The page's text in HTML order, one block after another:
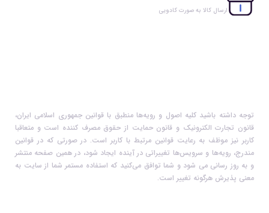
ارسال کالا به صورت کادویی
توجه داشته باشید کلیه اصول و رویه‏‌ها منطبق با قوانین جمهوری اسلامی ایران،
قانون تجارت الکترونیک و قانون حمایت از حقوق مصرف کننده است و متعاقبا
کاربر نیز موظف به رعایت قوانین مرتبط با کاربر است. در صورتی که در قوانین
مندرج، رویه‏‌ها و سرویس‏‌ها تغییراتی در آینده ایجاد شود، در همین صفحه منتشر
و به روز رسانی می شود و شما توافق می‏‌کنید که استفاده مستمر شما از سایت به
معنی پذیرش هرگونه تغییر است.